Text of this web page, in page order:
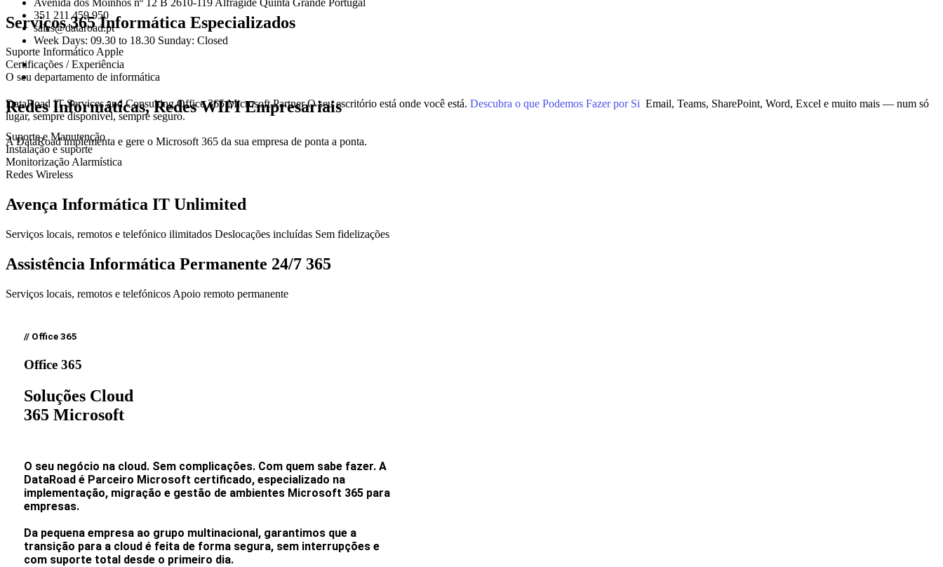
351 211 459 950
sales@dataroad.pt
Week Days: 09.30 to 18.30 Sunday: Closed
DataRoad IT Services and Consulting Office 365 Microsoft Partner O seu escritório está onde você está. Descubra o que Podemos Fazer por Si Email, Teams, SharePoint, Word, Excel e muito mais — num só
lugar, sempre disponível, sempre seguro.
A DataRoad implementa e gere o Microsoft 365 da sua empresa de ponta a ponta.
Serviços 365 Informática Especializados
Suporte Informático Apple
Certificações / Experiência
O seu departamento de informática
Redes Informáticas, Redes WIFI Empresariais
Suporte e Manutenção
Instalação e suporte
Monitorização Alarmística
Redes Wireless
Avença Informática IT Unlimited
Serviços locais, remotos e telefónico ilimitados Deslocações incluídas Sem fidelizações
Assistência Informática Permanente 24/7 365
Serviços locais, remotos e telefónicos Apoio remoto permanente
// Office 365
Office 365
Soluções Cloud
365 Microsoft
O seu negócio na cloud. Sem complicações. Com quem sabe fazer. A
DataRoad é Parceiro Microsoft certificado, especializado na
implementação, migração e gestão de ambientes Microsoft 365 para
empresas.
Da pequena empresa ao grupo multinacional, garantimos que a
transição para a cloud é feita de forma segura, sem interrupções e
com suporte total desde o primeiro dia.